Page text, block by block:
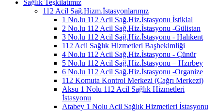
Sağlık Teşkilatımız
112 Acil Sağ.Hizm.İstasyonlarımız
1 No.lu 112 Acil Sağ.Hiz.İstasyonu İstiklal
2 No.lu 112 Acil Sağ.Hiz.İstasyonu -Gülistan
3 No.lu 112 Acil Sağ.Hiz.İstasyonu - Halıkent
112 Acil Sağlık Hizmetleri Başhekimliği
4 No.lu 112 Acil Sağ.Hiz.İstasyonu - Çünür
5 No.lu 112 Acil Sağ.Hiz.İstasyonu – Hzırbey
6 No.lu 112 Acil Sağ.Hiz.İstasyonu -Organize
112 Komuta Kontrol Merkezi (Çağrı Merkezi)
Aksu 1 Nolu 112 Acil Sağlık Hizmetleri
İstasyonu
Atabey 1 Nolu Acil Sağlık Hizmetleri İstasyonu